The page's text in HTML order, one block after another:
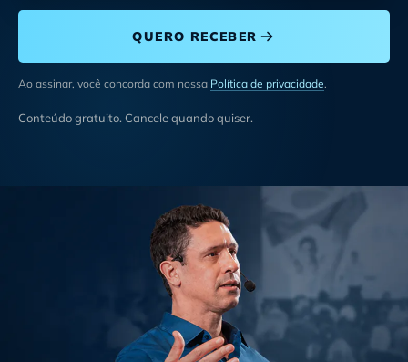
QUERO RECEBER
Ao assinar, você concorda com nossa Política de privacidade.
Conteúdo gratuito. Cancele quando quiser.